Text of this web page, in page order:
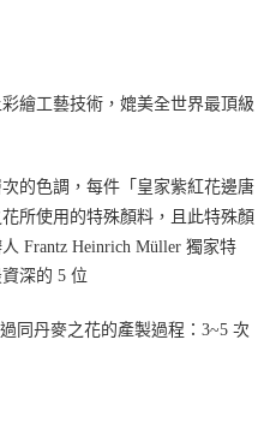
繪工藝技術，媲美全世界最頂級
的色調，每件「皇家紫紅花邊唐
所使用的特殊顏料，且此特殊顏
Frantz Heinrich Müller 獨家特
深的 5 位
同丹麥之花的產製過程：3~5 次